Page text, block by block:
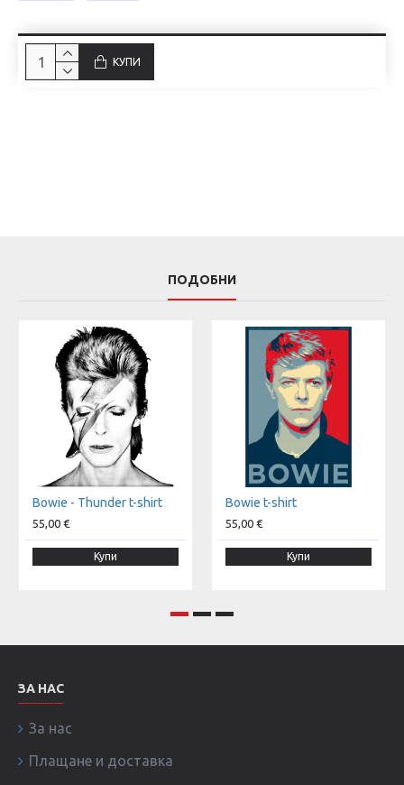
КУПИ
ПОДОБНИ
Bowie - Thunder t-shirt
55,00 €
Купи
Bowie t-shirt
55,00 €
Купи
ЗА НАС
За нас
Плащане и доставка